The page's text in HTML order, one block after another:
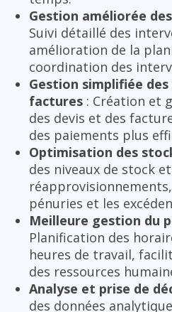
Gestion améliorée
Suivi détaillé des
amélioration de la
coordination des
Gestion simplifiée
factures : Création et
des devis et des
des paiements plus
Optimisation des
des niveaux de stock
pénuries et les
Meilleure gestion du
Planification des
heures de travail,
des ressources
Analyse et prise de
des données